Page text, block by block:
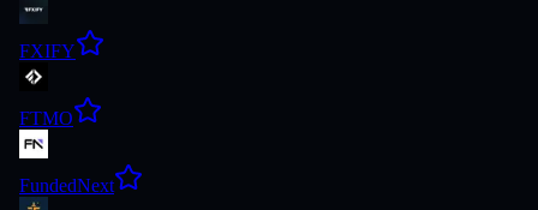
FXIFY
FTMO
FundedNext